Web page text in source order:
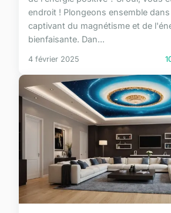
endroit ! Plongeons ensemble
captivant du magnétisme et de
bienfaisante. Dan...
4 février 2025